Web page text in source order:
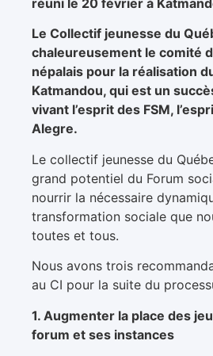
réuni le 20 février à
Le Collectif jeunesse du
chaleureusement le comité
népalais pour la réalisation
Katmandou, qui est un
vivant l’esprit des FSM,
Alegre.
Le collectif jeunesse du
grand potentiel du Forum
nourrir la nécessaire
transformation sociale que
toutes et tous.
Nous avons trois
au CI pour la suite du
1. Augmenter la place des
forum et ses instances